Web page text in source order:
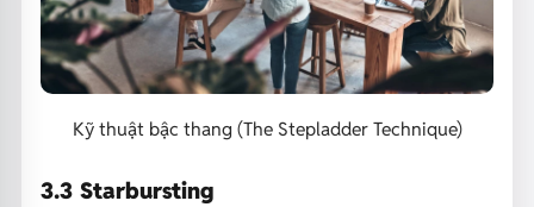
Kỹ thuật bậc thang (The Stepladder Technique)
3.3 Starbursting